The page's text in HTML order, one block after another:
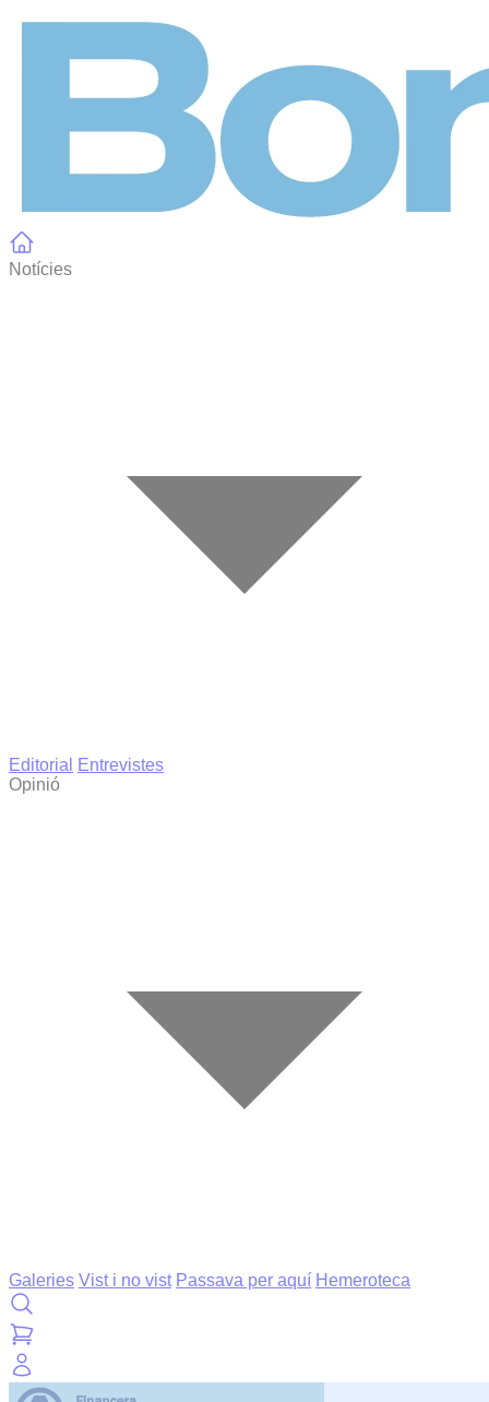
Notícies
Editorial
Entrevistes
Opinió
Galeries Vist i no vist Passava per aquí Hemeroteca